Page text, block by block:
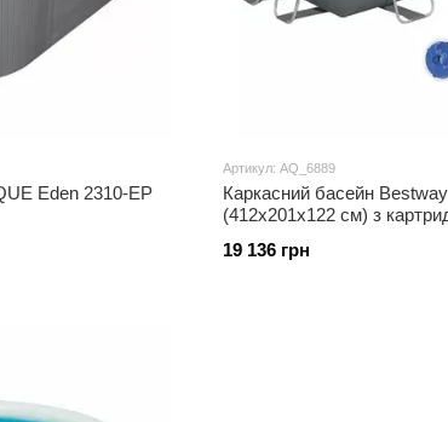
Eden 2310-EP
Артикул: AQ_6889
Каркасний басейн
(412х201х122 см) з
19 136 грн